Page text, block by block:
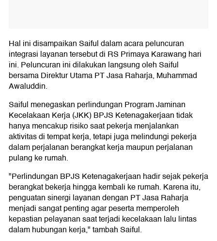
Hal ini disampaikan Saiful dalam acara peluncuran
integrasi layanan tersebut di RS Primaya Karawang hari
ini. Peluncuran ini dilakukan langsung oleh Saiful
bersama Direktur Utama PT Jasa Raharja, Muhammad
Awaluddin.
Saiful menegaskan perlindungan Program Jaminan
Kecelakaan Kerja (JKK) BPJS Ketenagakerjaan tidak
hanya mencakup risiko saat pekerja menjalankan
aktivitas di tempat kerja, tetapi juga melindungi pekerja
dalam perjalanan berangkat kerja maupun perjalanan
pulang ke rumah.
"Perlindungan BPJS Ketenagakerjaan hadir sejak pekerja
berangkat bekerja hingga kembali ke rumah. Karena itu,
penguatan sinergi layanan dengan PT Jasa Raharja
menjadi sangat penting agar peserta memperoleh
kepastian pelayanan saat terjadi kecelakaan lalu lintas
dalam hubungan kerja," tambah Saiful.